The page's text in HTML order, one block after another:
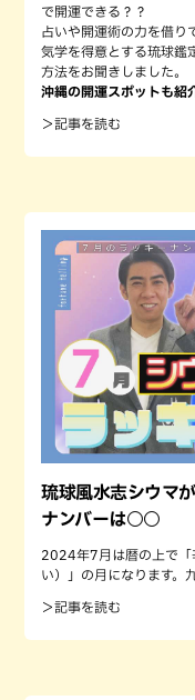
で開運できる？？
占いや開運術の力を借り
気学を得意とする琉球鑑
方法をお聞きしました。
沖縄の開運スポットも紹
＞記事を読む
琉球風水志シウマ
ナンバーは○○
2024年7月は暦の上で「
い）」の月になります。
＞記事を読む